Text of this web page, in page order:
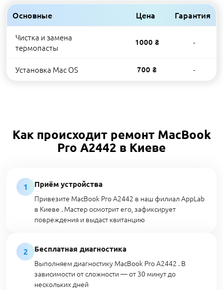
Основные Цена Гарантия
Чистка и замена
термопасты
1000 ₴ -
Установка Mac OS 700 ₴ -
Как происходит ремонт MacBook
Pro A2442 в Киеве
1
Приём устройства
Привезите MacBook Pro A2442 в наш филиал AppLab
в Киеве . Мастер осмотрит его, зафиксирует
повреждения и выдаст квитанцию
2
Бесплатная диагностика
Выполняем диагностику MacBook Pro A2442 . В
зависимости от сложности — от 30 минут до
нескольких дней